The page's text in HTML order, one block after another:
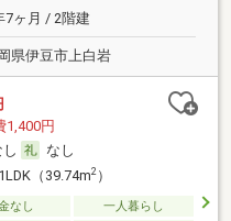
7ヶ月 / 2階建
県伊豆市上白岩
1,400円
し
なし
（39.74m2）
なし
一人暮らし